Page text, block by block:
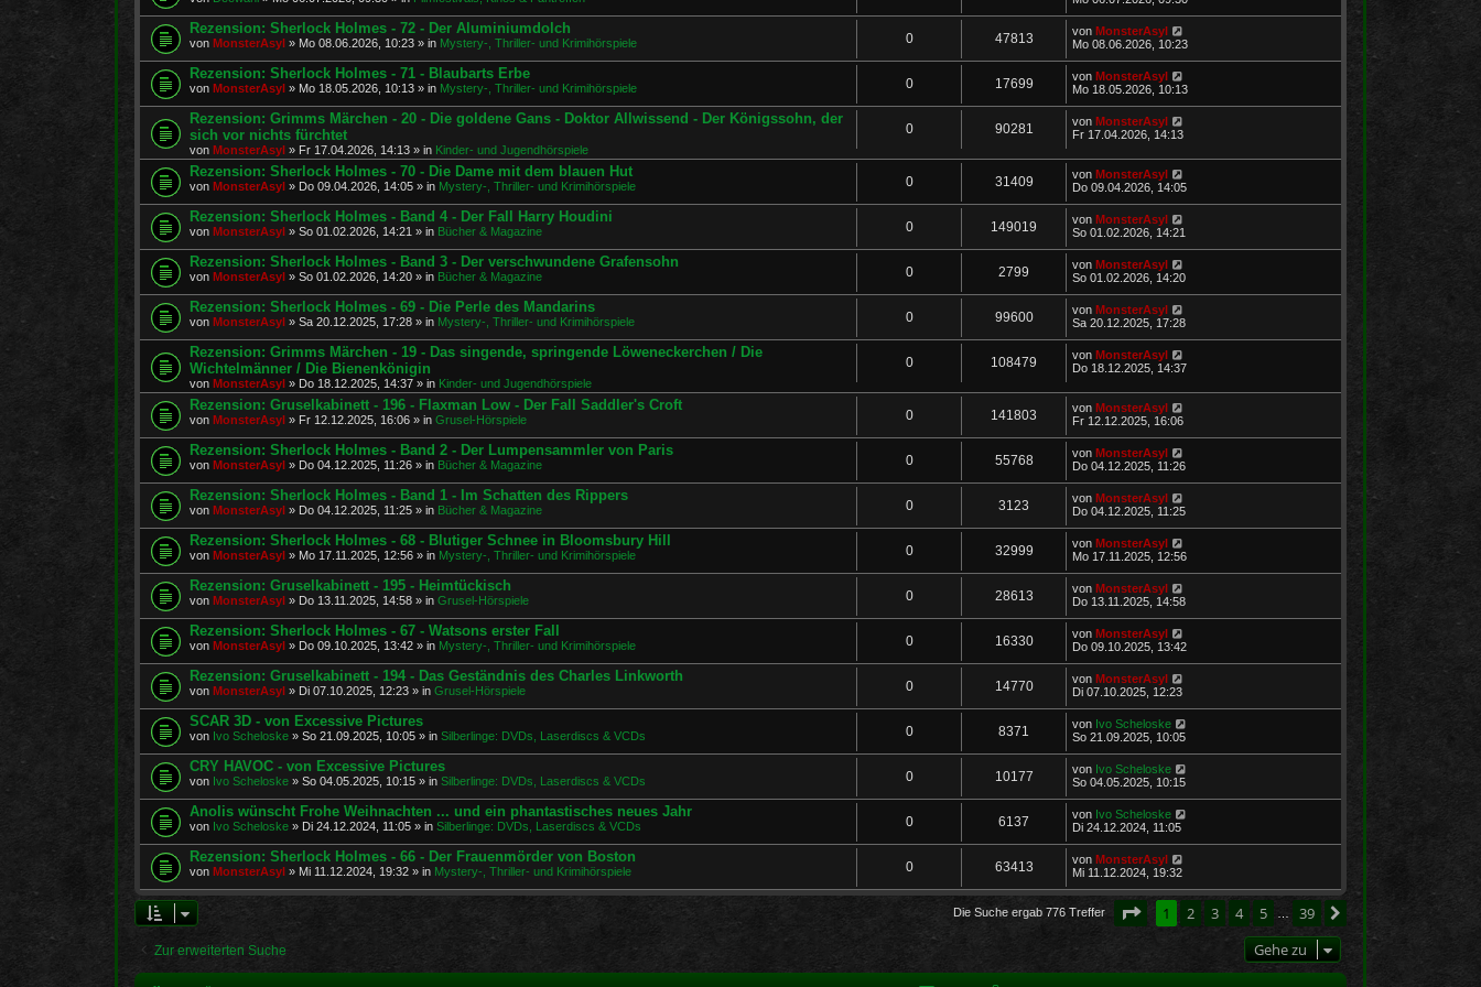
Rezension: Sherlock Holmes - 72 - Der Aluminiumdolch
von MonsterAsyl » Mo 08.06.2026, 10:23 » in Mystery-, Thriller- und Krimihörspiele 0 47813 von MonsterAsyl
Mo 08.06.2026, 10:23
Rezension: Sherlock Holmes - 71 - Blaubarts Erbe
von MonsterAsyl » Mo 18.05.2026, 10:13 » in Mystery-, Thriller- und Krimihörspiele 0 17699 von MonsterAsyl
Mo 18.05.2026, 10:13
Rezension: Grimms Märchen - 20 - Die goldene Gans - Doktor Allwissend - Der Königssohn, der
sich vor nichts fürchtet
von MonsterAsyl » Fr 17.04.2026, 14:13 » in Kinder- und Jugendhörspiele
0 90281 von MonsterAsyl
Fr 17.04.2026, 14:13
Rezension: Sherlock Holmes - 70 - Die Dame mit dem blauen Hut
von MonsterAsyl » Do 09.04.2026, 14:05 » in Mystery-, Thriller- und Krimihörspiele 0 31409 von MonsterAsyl
Do 09.04.2026, 14:05
Rezension: Sherlock Holmes - Band 4 - Der Fall Harry Houdini
von MonsterAsyl » So 01.02.2026, 14:21 » in Bücher & Magazine 0 149019 von MonsterAsyl
So 01.02.2026, 14:21
Rezension: Sherlock Holmes - Band 3 - Der verschwundene Grafensohn
von MonsterAsyl » So 01.02.2026, 14:20 » in Bücher & Magazine 0 2799 von MonsterAsyl
So 01.02.2026, 14:20
Rezension: Sherlock Holmes - 69 - Die Perle des Mandarins
von MonsterAsyl » Sa 20.12.2025, 17:28 » in Mystery-, Thriller- und Krimihörspiele 0 99600 von MonsterAsyl
Sa 20.12.2025, 17:28
Rezension: Grimms Märchen - 19 - Das singende, springende Löweneckerchen / Die
Wichtelmänner / Die Bienenkönigin
von MonsterAsyl » Do 18.12.2025, 14:37 » in Kinder- und Jugendhörspiele
0 108479 von MonsterAsyl
Do 18.12.2025, 14:37
Rezension: Gruselkabinett - 196 - Flaxman Low - Der Fall Saddler's Croft
von MonsterAsyl » Fr 12.12.2025, 16:06 » in Grusel-Hörspiele 0 141803 von MonsterAsyl
Fr 12.12.2025, 16:06
Rezension: Sherlock Holmes - Band 2 - Der Lumpensammler von Paris
von MonsterAsyl » Do 04.12.2025, 11:26 » in Bücher & Magazine 0 55768 von MonsterAsyl
Do 04.12.2025, 11:26
Rezension: Sherlock Holmes - Band 1 - Im Schatten des Rippers
von MonsterAsyl » Do 04.12.2025, 11:25 » in Bücher & Magazine 0 3123 von MonsterAsyl
Do 04.12.2025, 11:25
Rezension: Sherlock Holmes - 68 - Blutiger Schnee in Bloomsbury Hill
von MonsterAsyl » Mo 17.11.2025, 12:56 » in Mystery-, Thriller- und Krimihörspiele 0 32999 von MonsterAsyl
Mo 17.11.2025, 12:56
Rezension: Gruselkabinett - 195 - Heimtückisch
von MonsterAsyl » Do 13.11.2025, 14:58 » in Grusel-Hörspiele 0 28613 von MonsterAsyl
Do 13.11.2025, 14:58
Rezension: Sherlock Holmes - 67 - Watsons erster Fall
von MonsterAsyl » Do 09.10.2025, 13:42 » in Mystery-, Thriller- und Krimihörspiele 0 16330 von MonsterAsyl
Do 09.10.2025, 13:42
Rezension: Gruselkabinett - 194 - Das Geständnis des Charles Linkworth
von MonsterAsyl » Di 07.10.2025, 12:23 » in Grusel-Hörspiele 0 14770 von MonsterAsyl
Di 07.10.2025, 12:23
SCAR 3D - von Excessive Pictures
von Ivo Scheloske » So 21.09.2025, 10:05 » in Silberlinge: DVDs, Laserdiscs & VCDs 0 8371 von Ivo Scheloske
So 21.09.2025, 10:05
CRY HAVOC - von Excessive Pictures
von Ivo Scheloske » So 04.05.2025, 10:15 » in Silberlinge: DVDs, Laserdiscs & VCDs 0 10177 von Ivo Scheloske
So 04.05.2025, 10:15
Anolis wünscht Frohe Weihnachten ... und ein phantastisches neues Jahr
von Ivo Scheloske » Di 24.12.2024, 11:05 » in Silberlinge: DVDs, Laserdiscs & VCDs 0 6137 von Ivo Scheloske
Di 24.12.2024, 11:05
Rezension: Sherlock Holmes - 66 - Der Frauenmörder von Boston
von MonsterAsyl » Mi 11.12.2024, 19:32 » in Mystery-, Thriller- und Krimihörspiele 0 63413 von MonsterAsyl
Mi 11.12.2024, 19:32
Die Suche ergab 776 Treffer Seite von39
1 2 3 4 5 39
Zur erweiterten Suche Gehe zu